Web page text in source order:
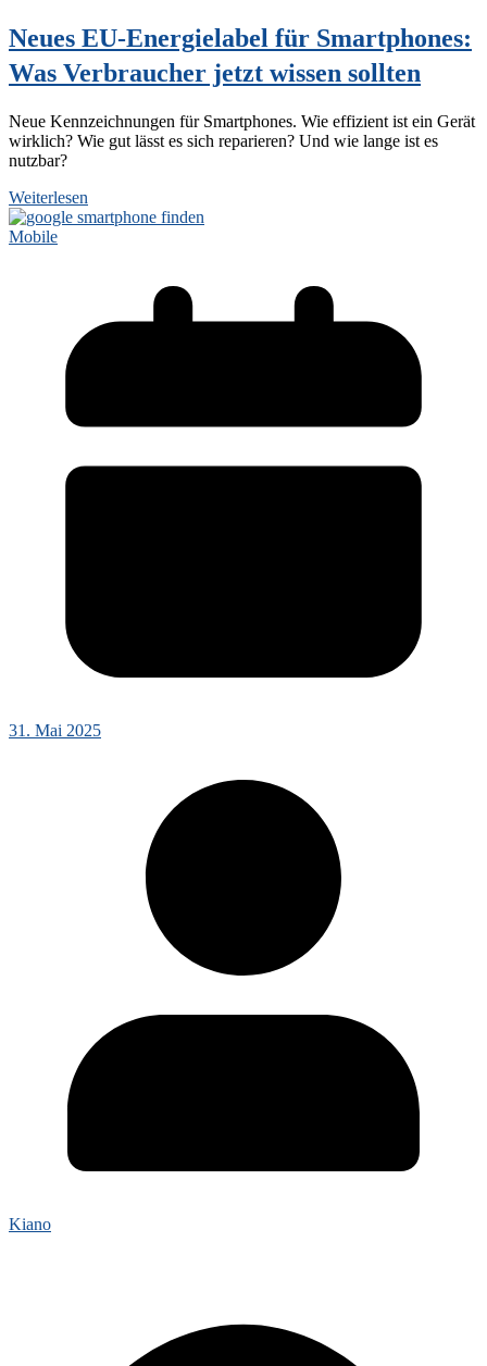
Neues EU-Energielabel für Smartphones:
Was Verbraucher jetzt wissen sollten
Neue Kennzeichnungen für Smartphones. Wie effizient ist ein Gerät
wirklich? Wie gut lässt es sich reparieren? Und wie lange ist es
nutzbar?
Weiterlesen
Mobile
31. Mai 2025
Kiano